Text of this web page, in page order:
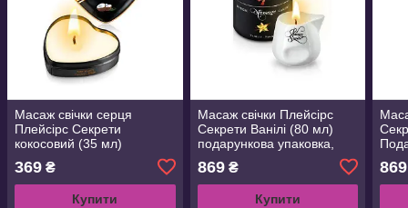
Масаж свічки серця
Плейсірс Секрети
кокосовий (35 мл)
369 ₴
Купити
Масаж свічки Плейсірс
Секрети Ванілі (80 мл)
подарункова упаковка,
869₴
Купити
869